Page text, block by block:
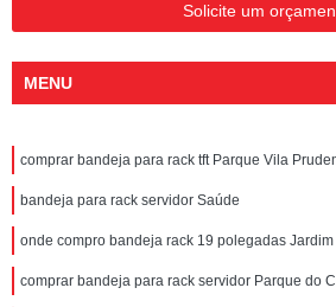
Solicite um
MENU
comprar bandeja para rack tft Parque Vila
bandeja para rack servidor Saúde
onde compro bandeja rack 19 polegadas
comprar bandeja para rack servidor Parque do